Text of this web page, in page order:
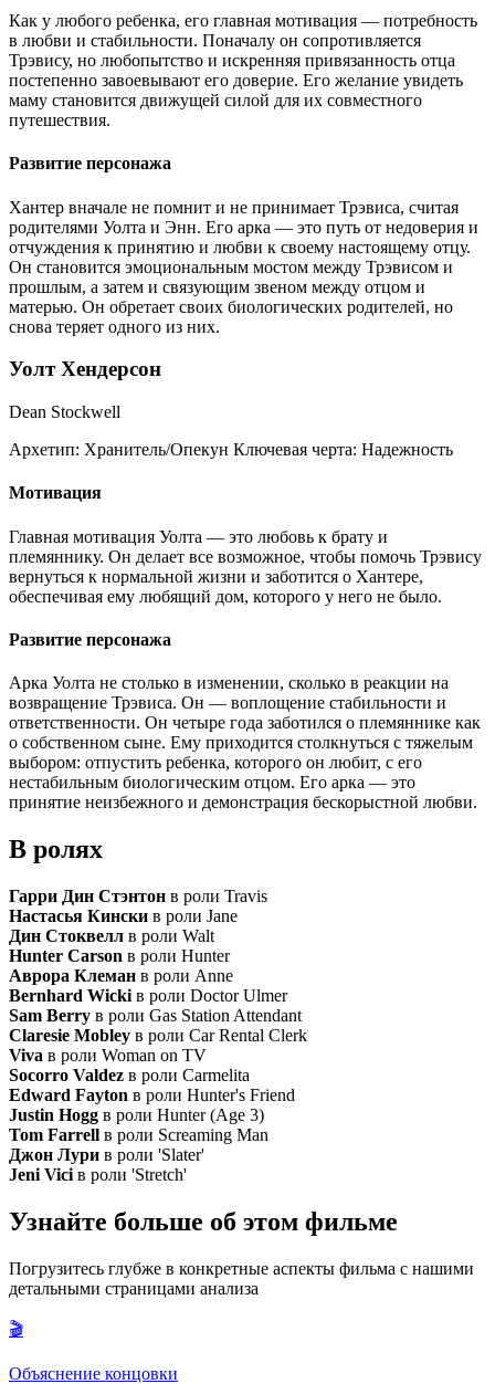
Как у любого ребенка, его главная мотивация — потребность
в любви и стабильности. Поначалу он сопротивляется
Трэвису, но любопытство и искренняя привязанность отца
постепенно завоевывают его доверие. Его желание увидеть
маму становится движущей силой для их совместного
путешествия.
Развитие персонажа
Хантер вначале не помнит и не принимает Трэвиса, считая
родителями Уолта и Энн. Его арка — это путь от недоверия и
отчуждения к принятию и любви к своему настоящему отцу.
Он становится эмоциональным мостом между Трэвисом и
прошлым, а затем и связующим звеном между отцом и
матерью. Он обретает своих биологических родителей, но
снова теряет одного из них.
Уолт Хендерсон
Dean Stockwell
Архетип: Хранитель/Опекун Ключевая черта: Надежность
Мотивация
Главная мотивация Уолта — это любовь к брату и
племяннику. Он делает все возможное, чтобы помочь Трэвису
вернуться к нормальной жизни и заботится о Хантере,
обеспечивая ему любящий дом, которого у него не было.
Развитие персонажа
Арка Уолта не столько в изменении, сколько в реакции на
возвращение Трэвиса. Он — воплощение стабильности и
ответственности. Он четыре года заботился о племяннике как
о собственном сыне. Ему приходится столкнуться с тяжелым
выбором: отпустить ребенка, которого он любит, с его
нестабильным биологическим отцом. Его арка — это
принятие неизбежного и демонстрация бескорыстной любви.
В ролях
Гарри Дин Стэнтон в роли Travis
Настасья Кински в роли Jane
Дин Стоквелл в роли Walt
Hunter Carson в роли Hunter
Аврора Клеман в роли Anne
Bernhard Wicki в роли Doctor Ulmer
Sam Berry в роли Gas Station Attendant
Claresie Mobley в роли Car Rental Clerk
Viva в роли Woman on TV
Socorro Valdez в роли Carmelita
Edward Fayton в роли Hunter's Friend
Justin Hogg в роли Hunter (Age 3)
Tom Farrell в роли Screaming Man
Джон Лури в роли 'Slater'
Jeni Vici в роли 'Stretch'
Узнайте больше об этом фильме
Погрузитесь глубже в конкретные аспекты фильма с нашими
детальными страницами анализа
🎬
Объяснение концовки